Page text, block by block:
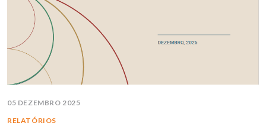
05 DEZEMBRO 2025
RELATÓRIOS